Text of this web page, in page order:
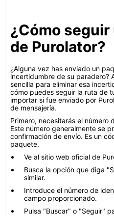
¿Cómo
de Purolator?
¿Alguna vez has enviado un
incertidumbre de su paradero?
sencilla para eliminar esa
cómo puedes seguir la ruta de
importar si fue enviado por
de mensajería.
Primero, necesitarás el
Este número generalmente se
confirmación de envío. Es un
paquete.
Ve al sitio web oficial de
Busca la opción que diga
similar.
Introduce el número de
campo proporcionado.
Pulsa "Buscar" o "Seguir"